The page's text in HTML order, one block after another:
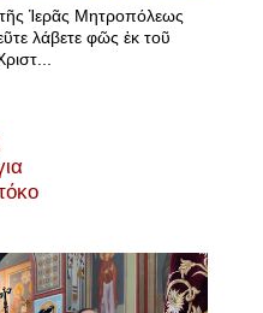
Ἱερᾶς Μητροπόλεως
λάβετε φῶς ἐκ τοῦ